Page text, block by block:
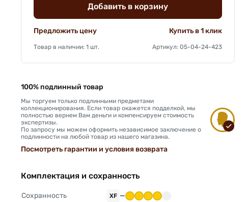
Добавить в корзину
Предложить цену Купить в 1 клик
Товар в наличии: 1 шт. Артикул: 05-04-24-423
100% подлинный товар
Мы торгуем только подлинными предметами
коллекционирования. Если товар окажется подделкой, мы
полностью вернем Вам деньги и компенсируем стоимость
экспертизы.
По запросу мы можем оформить независимое заключение о
подлинности на любой товар из нашего магазина.
Посмотреть гарантии и условия возврата
Комплектация и сохранность
Сохранность XF —